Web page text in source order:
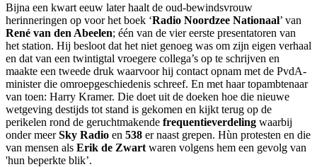
Bijna een kwart eeuw later haalt de oud-bewindsvrouw
herinneringen op voor het boek ‘Radio Noordzee Nationaal’ van
René van den Abeelen; één van de vier eerste presentatoren van
het station. Hij besloot dat het niet genoeg was om zijn eigen verhaal
en dat van een twintigtal vroegere collega’s op te schrijven en
maakte een tweede druk waarvoor hij contact opnam met de PvdA-
minister die omroepgeschiedenis schreef. En met haar topambtenaar
van toen: Harry Kramer. Die doet uit de doeken hoe die nieuwe
wetgeving destijds tot stand is gekomen en kijkt terug op de
perikelen rond de geruchtmakende frequentieverdeling waarbij
onder meerSky Radio en 538 er naast grepen. Hùn protesten en die
van mensen als Erik de Zwart waren volgens hem een gevolg van
'hun beperkte blik’.